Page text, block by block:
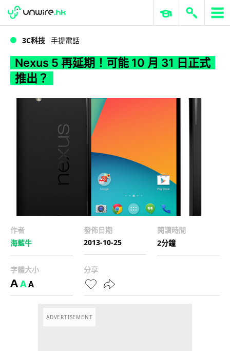
WWDC 2026 ERP 與商業 AI
3C科技 手提電話
Nexus 5 再延期！可能 10 月 31 日正式
推出？
作者
海藍牛
發佈日期
2013-10-25
閱讀時間
2分鐘
字體大小
AAA
分享
ADVERTISEMENT